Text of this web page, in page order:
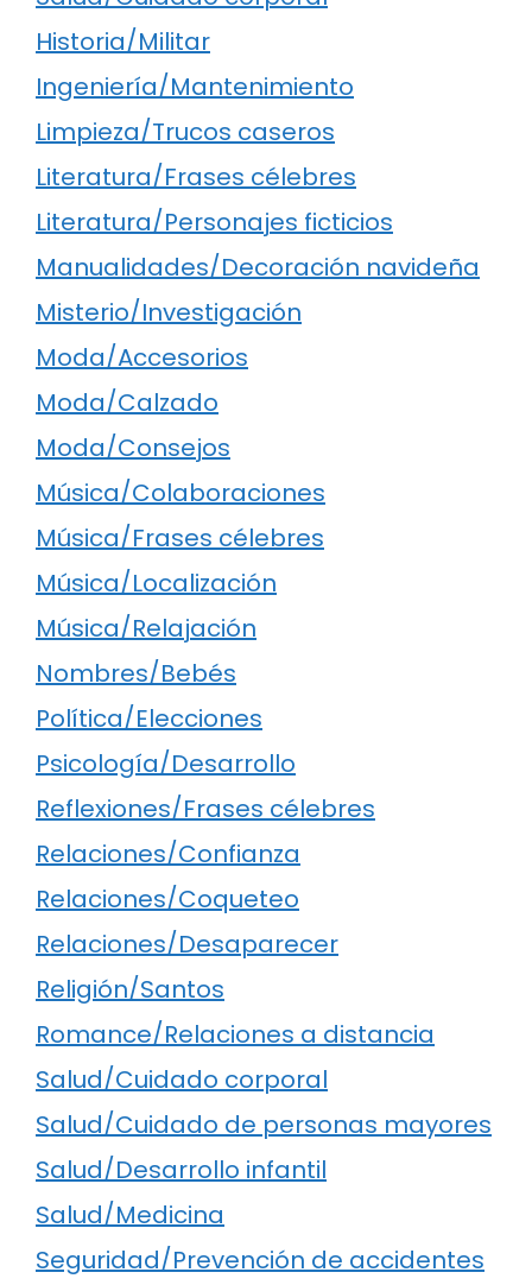
Historia/Militar
Ingeniería/Mantenimiento
Limpieza/Trucos caseros
Literatura/Frases célebres
Literatura/Personajes ficticios
Manualidades/Decoración navideña
Misterio/Investigación
Moda/Accesorios
Moda/Calzado
Moda/Consejos
Música/Colaboraciones
Música/Frases célebres
Música/Localización
Música/Relajación
Nombres/Bebés
Política/Elecciones
Psicología/Desarrollo
Reflexiones/Frases célebres
Relaciones/Confianza
Relaciones/Coqueteo
Relaciones/Desaparecer
Religión/Santos
Romance/Relaciones a distancia
Salud/Cuidado corporal
Salud/Cuidado de personas mayores
Salud/Desarrollo infantil
Salud/Medicina
Seguridad/Prevención de accidentes